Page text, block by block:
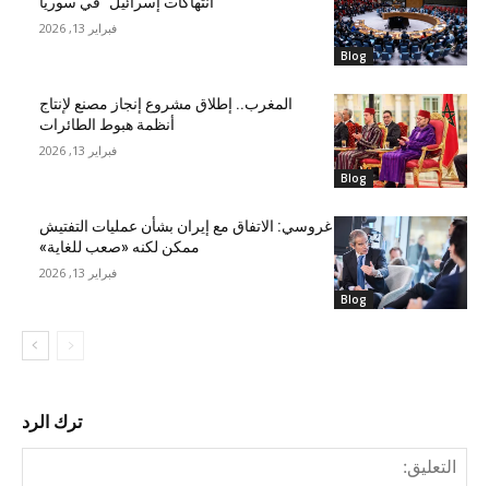
Blog
فبراير 13, 2026
Blog
المغرب.. إطلاق مشروع إنجاز مصنع لإنتاج
أنظمة هبوط الطائرات
فبراير 13, 2026
Blog
غروسي: الاتفاق مع إيران بشأن عمليات التفتيش
ممكن لكنه «صعب للغاية»
فبراير 13, 2026
ترك الرد